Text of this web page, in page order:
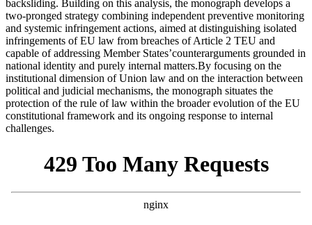
backsliding. Building on this analysis, the monograph develops a
two-pronged strategy combining independent preventive monitoring
and systemic infringement actions, aimed at distinguishing isolated
infringements of EU law from breaches of Article 2 TEU and
capable of addressing Member States’counterarguments grounded in
national identity and purely internal matters.By focusing on the
institutional dimension of Union law and on the interaction between
political and judicial mechanisms, the monograph situates the
protection of the rule of law within the broader evolution of the EU
constitutional framework and its ongoing response to internal
challenges.